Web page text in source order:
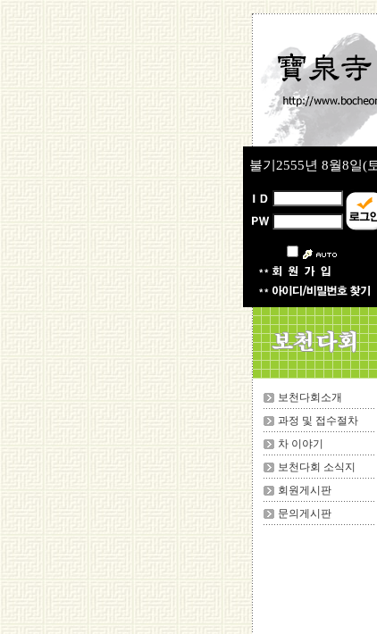
불기2555년 8월8일(
보천다회소개
과정 및 접수절차
차 이야기
보천다회 소식지
회원게시판
문의게시판